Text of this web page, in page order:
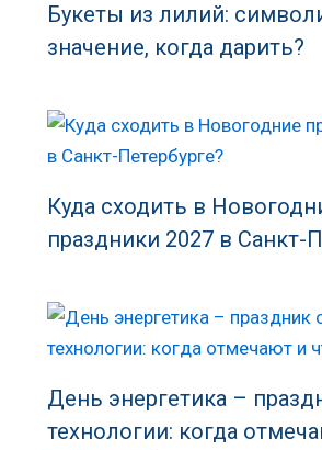
Букеты из лилий:
значение, когда дарить?
Куда сходить в
праздники 2027 в Санкт-
День энергетика –
технологии: когда